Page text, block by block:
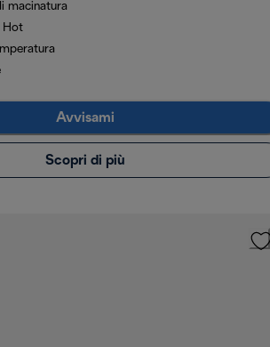
macinatura
Hot
Avvisami
Scopri di più